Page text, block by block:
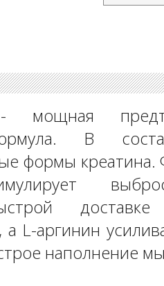
В
формы креатина.
доставке
а L-аргинин
наполнение